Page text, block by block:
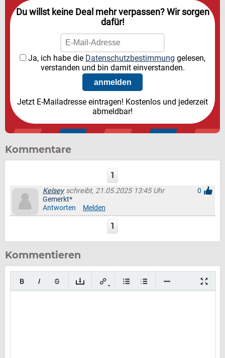
Du willst keine Deal mehr verpassen? Wir sorgen
dafür!
Ja, ich habe die Datenschutzbestimmung gelesen,
verstanden und bin damit einverstanden.
Jetzt E-Mailadresse eintragen! Kostenlos und jederzeit
abmeldbar!
Kommentare
1
Kelseyschreibt, 21.05.2025 13:45 Uhr
0
Gemerkt*
Antworten
Melden
1
Kommentieren